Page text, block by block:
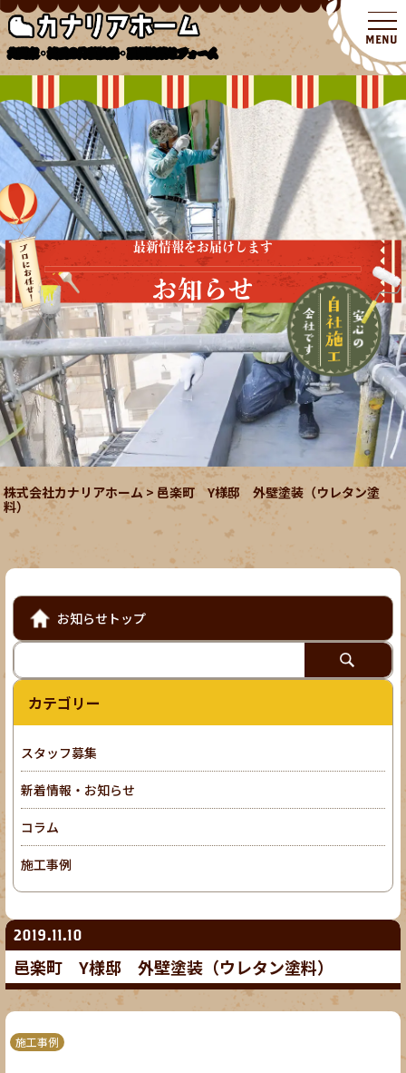
北関東・埼玉の外壁塗装・屋根塗装リフォーム
最新情報をお届けします
お知らせ
株式会社カナリアホーム > 邑楽町 Y様邸 外壁塗装（ウレタン塗
料）
2019.11.10
邑楽町 Y様邸 外壁塗装（ウレタン塗料）
施工事例
お知らせトップ
カテゴリー
スタッフ募集
新着情報・お知らせ
コラム
施工事例